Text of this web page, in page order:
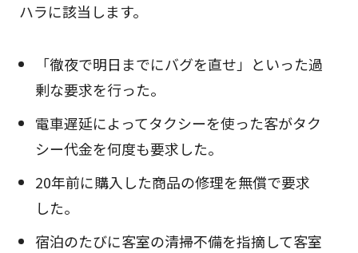
ハラに該当します。
「徹夜で明日までにバグを直せ」といった過
剰な要求を行った。
電車遅延によってタクシーを使った客がタク
シー代金を何度も要求した。
20年前に購入した商品の修理を無償で要求
した。
宿泊のたびに客室の清掃不備を指摘して客室